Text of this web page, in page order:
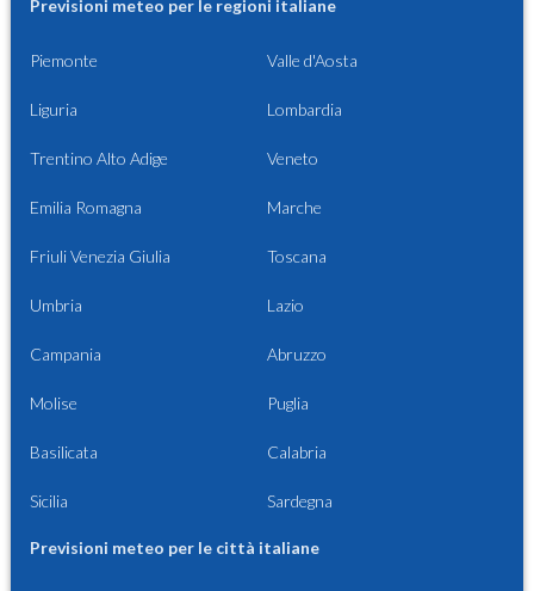
Previsioni meteo per le regioni italiane
Piemonte Valle d'Aosta
Liguria Lombardia
Trentino Alto Adige Veneto
Emilia Romagna Marche
Friuli Venezia Giulia Toscana
Umbria Lazio
Campania Abruzzo
Molise Puglia
Basilicata Calabria
Sicilia Sardegna
Previsioni meteo per le città italiane